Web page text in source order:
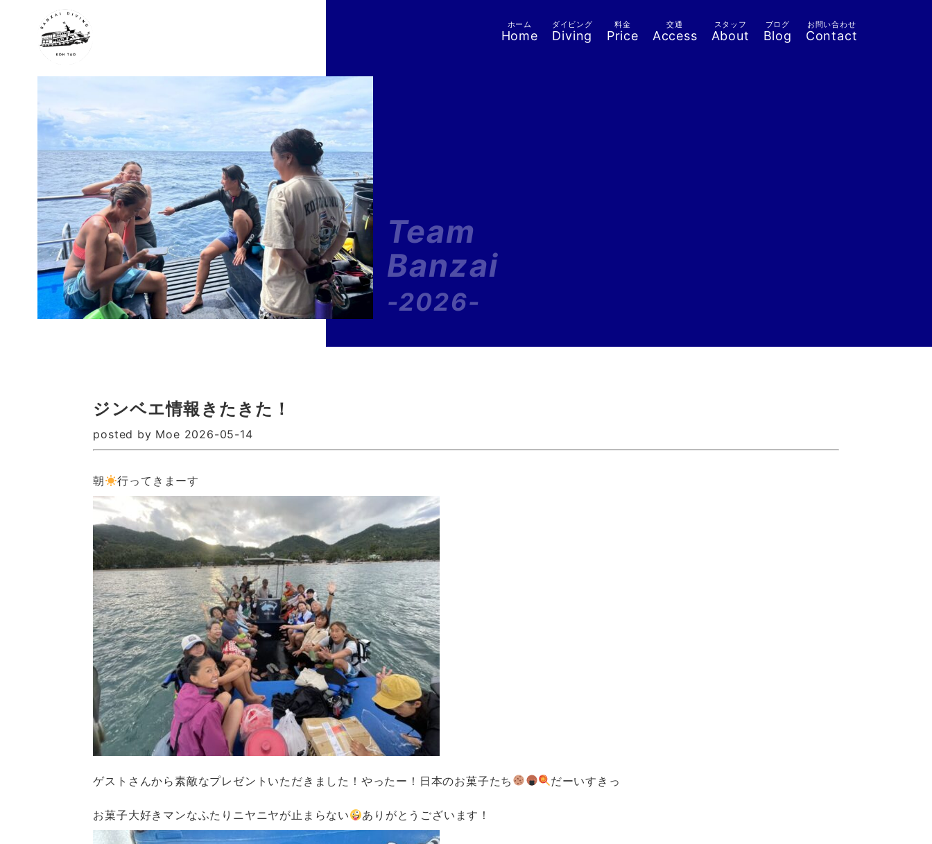
ホーム
Home
ダイビング
Diving
料金
Price
交通
Access
スタッフ
About
ブログ
Blog
お問い合わせ
Contact
Team
Banzai
-2026-
ジンベエ情報きたきた！
posted by Moe 2026-05-14
朝 行ってきまーす
ゲストさんから素敵なプレゼントいただきました！やったー！日本のお菓子たち だーいすきっ
お菓子大好きマンなふたりニヤニヤが止まらない ありがとうございます！